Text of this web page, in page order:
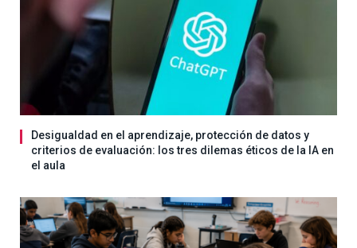
Desigualdad en el aprendizaje, protección de datos y
criterios de evaluación: los tres dilemas éticos de la IA en
el aula